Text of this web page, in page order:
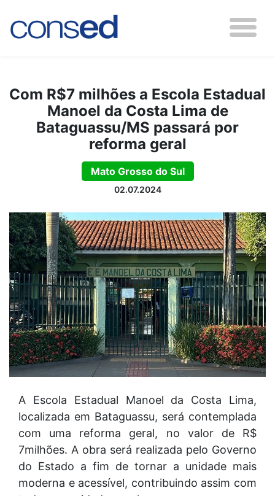
Com R$7 milhões a Escola Estadual
Manoel da Costa Lima de
Bataguassu/MS passará por
reforma geral
Mato Grosso do Sul
02.07.2024
A Escola Estadual Manoel da Costa Lima,
localizada em Bataguassu, será contemplada
com uma reforma geral, no valor de R$
7milhões. A obra será realizada pelo Governo
do Estado a fim de tornar a unidade mais
moderna e acessível, contribuindo assim com